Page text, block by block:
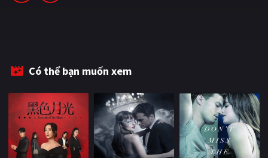
Có thể bạn muốn xem